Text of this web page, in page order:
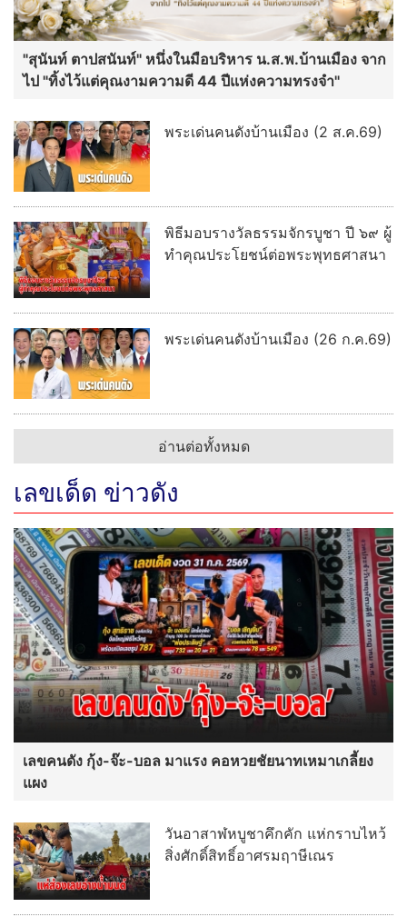
"สุนันท์ ตาปสนันท์" หนึ่งในมือบริหาร น.ส.พ.บ้านเมือง จาก
ไป "ทิ้งไว้แต่คุณงามความดี 44 ปีแห่งความทรงจำ"
พระเด่นคนดังบ้านเมือง (2 ส.ค.69)
พิธีมอบรางวัลธรรมจักรบูชา ปี ๖๙ ผู้
ทำคุณประโยชน์ต่อพระพุทธศาสนา
พระเด่นคนดังบ้านเมือง (26 ก.ค.69)
อ่านต่อทั้งหมด
เลขเด็ด ข่าวดัง
เลขคนดัง กุ้ง-จ๊ะ-บอล มาแรง คอหวยชัยนาทเหมาเกลี้ยง
แผง
วันอาสาฬหบูชาคึกคัก แห่กราบไหว้
สิ่งศักดิ์สิทธิ์อาศรมฤาษีเณร